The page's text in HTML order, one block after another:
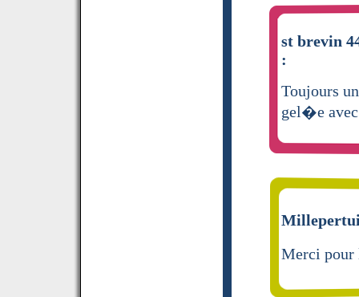
st brevin
:
Toujours
gel�e
Merci